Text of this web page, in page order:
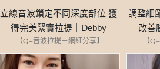
立線音波鎖定不同深度部位 獲
得完美緊實拉提｜Debby
【Q+音波拉提－網紅分享】
調整細
改善
【